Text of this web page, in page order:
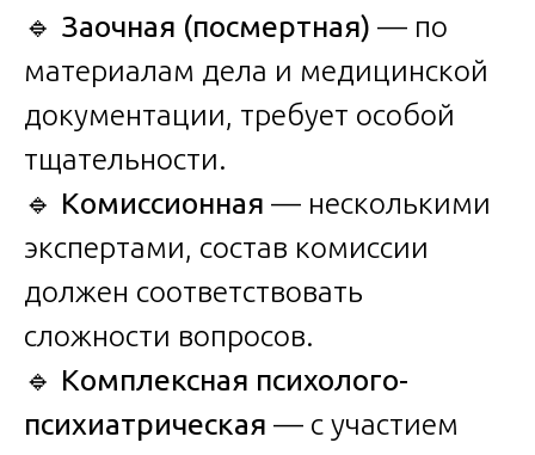
🔹 Заочная (посмертная) — по
материалам дела и медицинской
документации, требует особой
тщательности.
🔹 Комиссионная — несколькими
экспертами, состав комиссии
должен соответствовать
сложности вопросов.
🔹 Комплексная психолого-
психиатрическая — с участием